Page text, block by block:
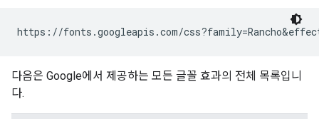
다음은 Google에서 제공하는 모든 글꼴 효과의 전체 목록입니
다.